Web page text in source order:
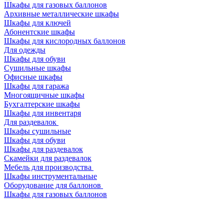
Шкафы для газовых баллонов
Архивные металлические шкафы
Шкафы для ключей
Абонентские шкафы
Шкафы для кислородных баллонов
Для одежды
Шкафы для обуви
Сушильные шкафы
Офисные шкафы
Шкафы для гаража
Многоящичные шкафы
Бухгалтерские шкафы
Шкафы для инвентаря
Для раздевалок
Шкафы сушильные
Шкафы для обуви
Шкафы для раздевалок
Скамейки для раздевалок
Мебель для производства
Шкафы инструментальные
Оборудование для баллонов
Шкафы для газовых баллонов